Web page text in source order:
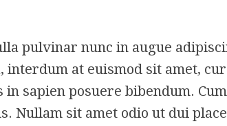
pulvinar nunc in augue
interdum at euismod sit amet,
in sapien posuere bibendum.
Nullam sit amet odio ut dui